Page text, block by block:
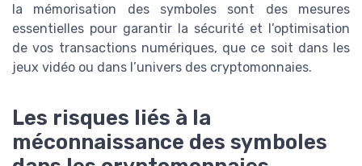
la mémorisation des symboles sont des mesures
essentielles pour garantir la sécurité et l’optimisation
de vos transactions numériques, que ce soit dans les
jeux vidéo ou dans l’univers des cryptomonnaies.
Les risques liés à la
méconnaissance des symboles